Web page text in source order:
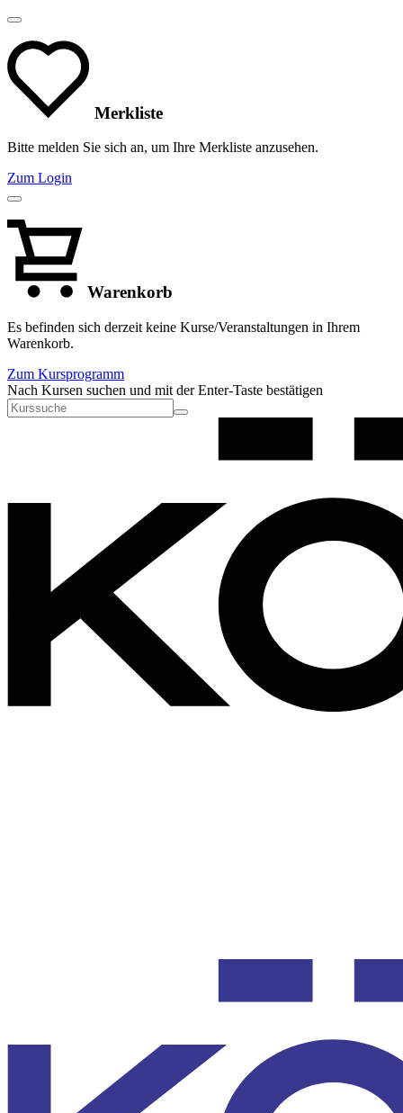
Merkliste
Bitte melden Sie sich an, um Ihre Merkliste anzusehen.
Zum Login
Warenkorb
Es befinden sich derzeit keine Kurse/Veranstaltungen in Ihrem
Warenkorb.
Zum Kursprogramm
Nach Kursen suchen und mit der Enter-Taste bestätigen